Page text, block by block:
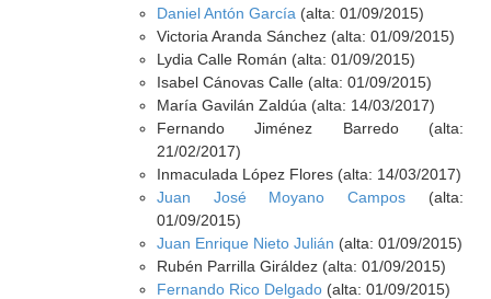
Daniel Antón García (alta: 01/09/2015)
Victoria Aranda Sánchez (alta: 01/09/2015)
Lydia Calle Román (alta: 01/09/2015)
Isabel Cánovas Calle (alta: 01/09/2015)
María Gavilán Zaldúa (alta: 14/03/2017)
Fernando Jiménez Barredo (alta:
21/02/2017)
Inmaculada López Flores (alta: 14/03/2017)
Juan José Moyano Campos (alta:
01/09/2015)
Juan Enrique Nieto Julián (alta: 01/09/2015)
Rubén Parrilla Giráldez (alta: 01/09/2015)
Fernando Rico Delgado(alta: 01/09/2015)